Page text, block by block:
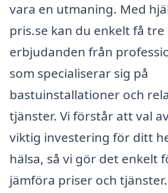
vara en utmaning. Med
pris.se kan du enkelt få tre
erbjudanden från
som specialiserar sig på
bastuinstallationer och
tjänster. Vi förstår att val
viktig investering för ditt
hälsa, så vi gör det enkelt
jämföra priser och tjänster.